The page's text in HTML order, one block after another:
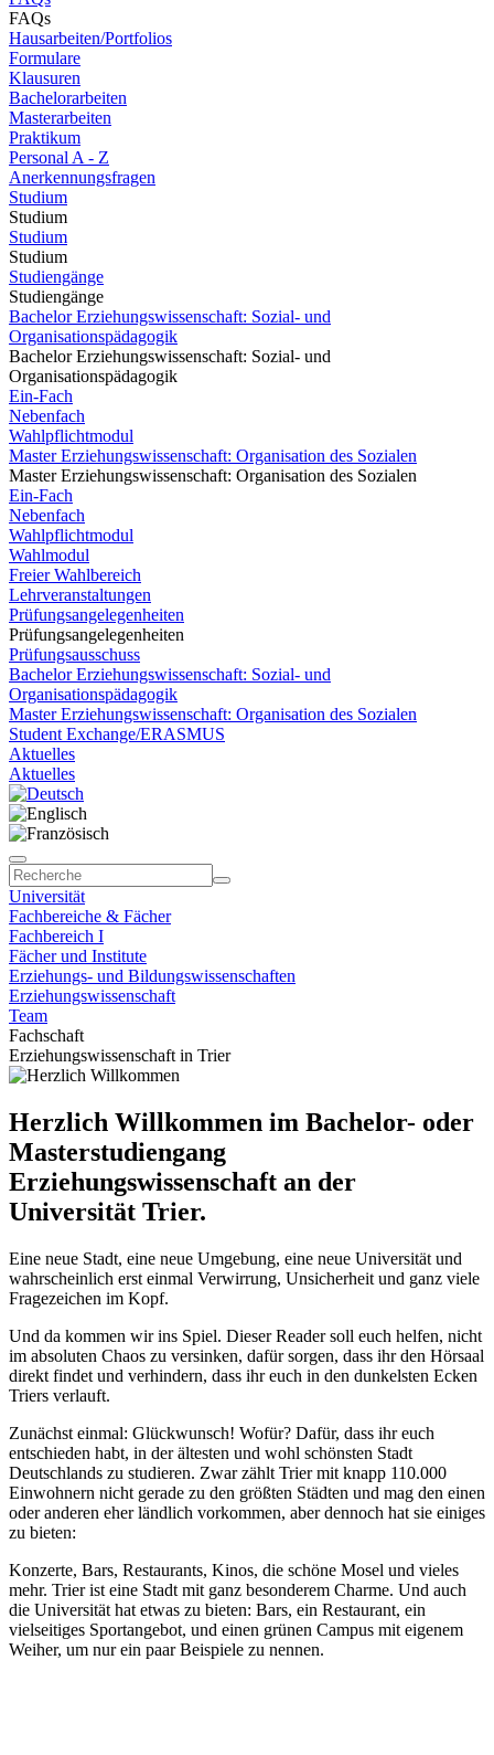
FAQs
Hausarbeiten/Portfolios
Formulare
Klausuren
Bachelorarbeiten
Masterarbeiten
Praktikum
Personal A - Z
Anerkennungsfragen
Studium
Studium
Studium
Studium
Studiengänge
Studiengänge
Bachelor Erziehungswissenschaft: Sozial- und
Organisationspädagogik
Bachelor Erziehungswissenschaft: Sozial- und
Organisationspädagogik
Ein-Fach
Nebenfach
Wahlpflichtmodul
Master Erziehungswissenschaft: Organisation des Sozialen
Master Erziehungswissenschaft: Organisation des Sozialen
Ein-Fach
Nebenfach
Wahlpflichtmodul
Wahlmodul
Freier Wahlbereich
Lehrveranstaltungen
Prüfungsangelegenheiten
Prüfungsangelegenheiten
Prüfungsausschuss
Bachelor Erziehungswissenschaft: Sozial- und
Organisationspädagogik
Master Erziehungswissenschaft: Organisation des Sozialen
Student Exchange/ERASMUS
Aktuelles
Aktuelles
Universität
Fachbereiche & Fächer
Fachbereich I
Fächer und Institute
Erziehungs- und Bildungswissenschaften
Erziehungswissenschaft
Team
Fachschaft
Erziehungswissenschaft in Trier
Herzlich Willkommen im Bachelor- oder
Masterstudiengang
Erziehungswissenschaft an der
Universität Trier.
Eine neue Stadt, eine neue Umgebung, eine neue Universität und
wahrscheinlich erst einmal Verwirrung, Unsicherheit und ganz viele
Fragezeichen im Kopf.
Und da kommen wir ins Spiel. Dieser Reader soll euch helfen, nicht
im absoluten Chaos zu versinken, dafür sorgen, dass ihr den Hörsaal
direkt findet und verhindern, dass ihr euch in den dunkelsten Ecken
Triers verlauft.
Zunächst einmal: Glückwunsch! Wofür? Dafür, dass ihr euch
entschieden habt, in der ältesten und wohl schönsten Stadt
Deutschlands zu studieren. Zwar zählt Trier mit knapp 110.000
Einwohnern nicht gerade zu den größten Städten und mag den einen
oder anderen eher ländlich vorkommen, aber dennoch hat sie einiges
zu bieten:
Konzerte, Bars, Restaurants, Kinos, die schöne Mosel und vieles
mehr. Trier ist eine Stadt mit ganz besonderem Charme. Und auch
die Universität hat etwas zu bieten: Bars, ein Restaurant, ein
vielseitiges Sportangebot, und einen grünen Campus mit eigenem
Weiher, um nur ein paar Beispiele zu nennen.